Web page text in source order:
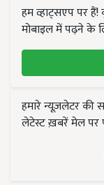
हम व्हाट्सएप पर
मोबाइल में पढ़ने के
हमारे न्यूज़लेटर की
लेटेस्ट ख़बरें मेल पर